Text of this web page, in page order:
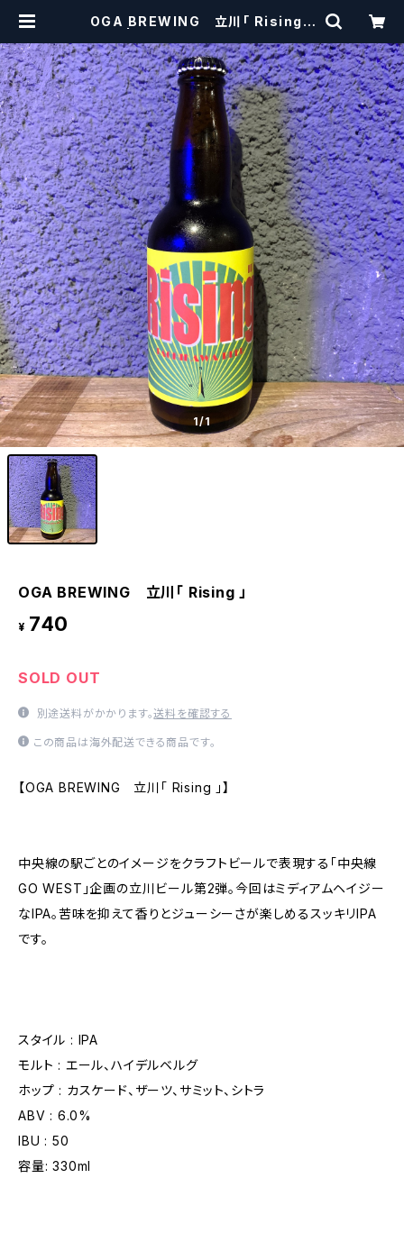
OGA BREWING 立川「 Rising 」
1/1
OGA BREWING 立川「 Rising 」
¥ 740
SOLD OUT
別途送料がかかります。送料を確認する
この商品は海外配送できる商品です。
【OGA BREWING 立川「 Rising 」】
中央線の駅ごとのイメージをクラフトビールで表現する「中央線
GO WEST」企画の立川ビール第2弾。今回はミディアムヘイジー
なIPA。苦味を抑えて香りとジューシーさが楽しめるスッキリIPA
です。
スタイル : IPA
モルト : エール、ハイデルベルグ
ホップ : カスケード、ザーツ、サミット、シトラ
ABV : 6.0%
IBU : 50
容量: 330ml